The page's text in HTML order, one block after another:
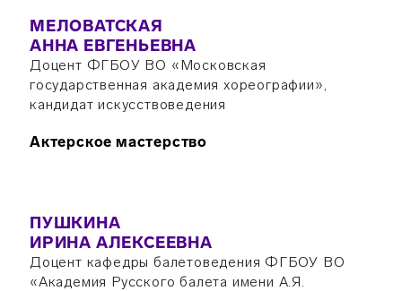
МЕЛОВАТСКАЯ
АННА ЕВГЕНЬЕВНА
Доцент ФГБОУ ВО «Московская
государственная академия хореографии»,
кандидат искусствоведения
Актерское мастерство
ПУШКИНА
ИРИНА АЛЕКСЕЕВНА
Доцент кафедры балетоведения ФГБОУ ВО
«Академия Русского балета имени А.Я.